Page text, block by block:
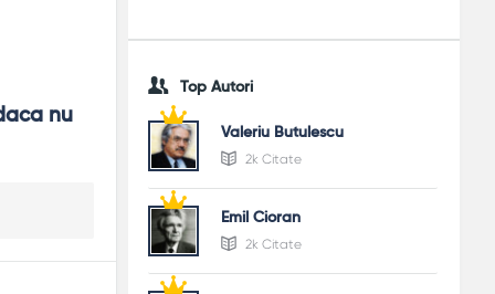
nu
Top Autori
Valeriu Butulescu
2k Citate
Emil Cioran
2k Citate